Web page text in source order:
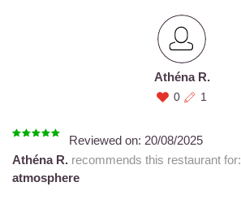
Athéna R.
0 1
Reviewed on: 20/08/2025
Athéna R. recommends this restaurant for:
atmosphere